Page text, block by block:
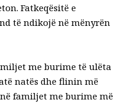
Fatkeqësitë e
të ndikojë në mënyrën
me burime të ulëta
natës dhe flinin më
familjet me burime më